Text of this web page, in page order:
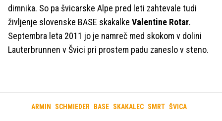
dimnika. So pa švicarske Alpe pred leti zahtevale tudi
življenje slovenske BASE skakalke Valentine Rotar.
Septembra leta 2011 jo je namreč med skokom v dolini
Lauterbrunnen v Švici pri prostem padu zaneslo v steno.
ARMIN SCHMIEDER BASE SKAKALEC SMRT ŠVICA